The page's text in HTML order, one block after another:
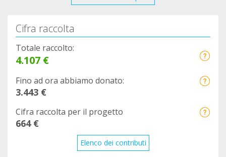
Cifra raccolta
Totale raccolto:
4.107 €
Fino ad ora abbiamo donato:
3.443 €
Cifra raccolta per il progetto
664 €
Elenco dei contributi